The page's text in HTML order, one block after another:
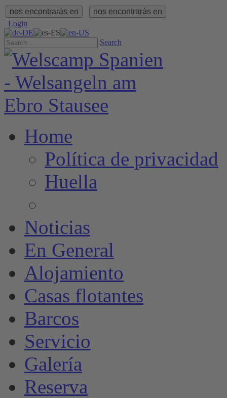
nos encontrarás en
nos encontrarás en
Login
Search
Home
Política de privacidad
Huella
Noticias
En General
Alojamiento
Casas flotantes
Barcos
Servicio
Galería
Reserva